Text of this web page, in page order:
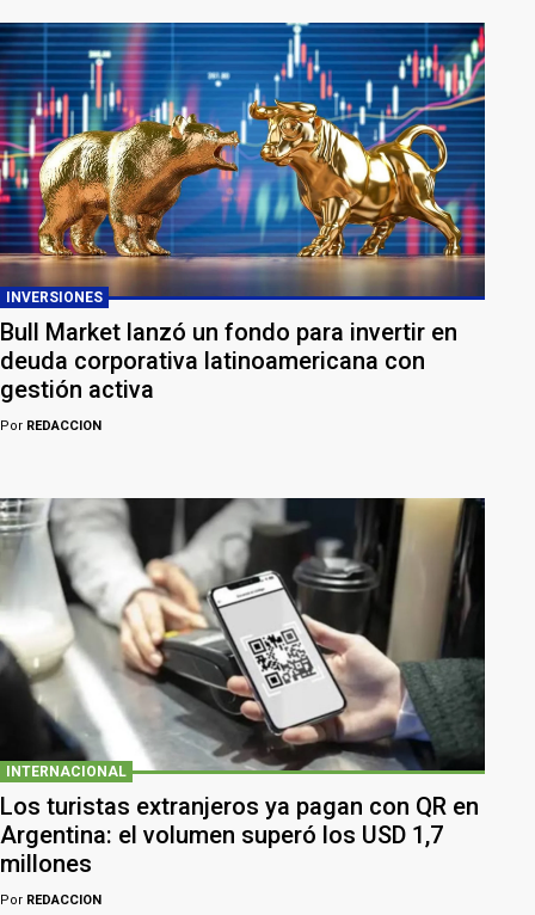
INVERSIONES
Bull Market lanzó un fondo para invertir en
deuda corporativa latinoamericana con
gestión activa
Por REDACCION
INTERNACIONAL
Los turistas extranjeros ya pagan con QR en
Argentina: el volumen superó los USD 1,7
millones
Por REDACCION